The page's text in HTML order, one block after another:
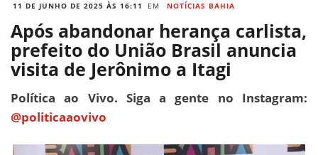
11 DE JUNHO DE 2025 ÀS 16:11 EM NOTÍCIAS BAHIA
Após abandonar herança carlista,
prefeito do União Brasil anuncia
visita de Jerônimo a Itagi
Política ao Vivo. Siga a gente no Instagram:
@politicaaovivo